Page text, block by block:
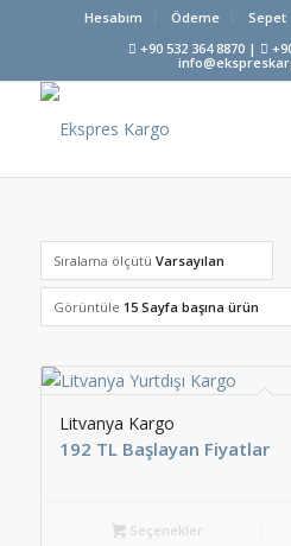
Hesabım Ödeme Sepet
+90 532 364 8870 |
Sıralama ölçütü Varsayılan
Görüntüle 15 Sayfa başına ürün
Litvanya Kargo
192 TL Başlayan Fiyatlar
Seçenekler